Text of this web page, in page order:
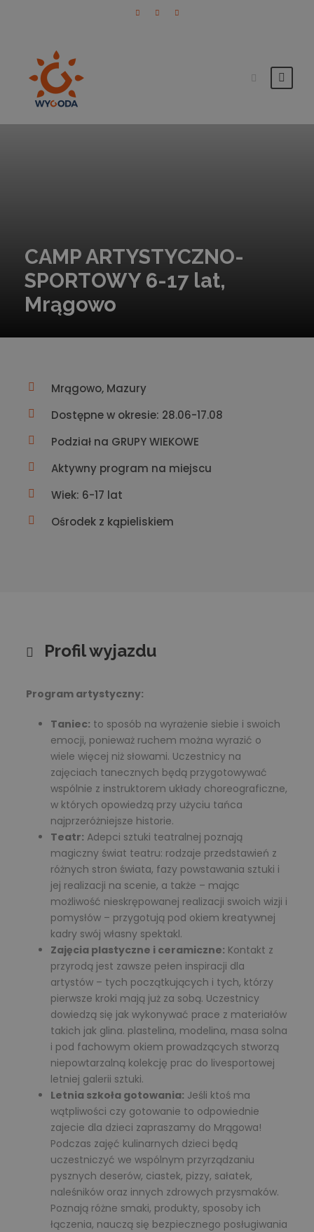
CAMP ARTYSTYCZNO-
SPORTOWY 6-17 lat,
Mrągowo
Mrągowo, Mazury
Dostępne w okresie: 28.06-17.08
Podział na GRUPY WIEKOWE
Aktywny program na miejscu
Wiek: 6-17 lat
Ośrodek z kąpieliskiem
Profil wyjazdu
Program artystyczny:
Taniec: to sposób na wyrażenie siebie i swoich
emocji, ponieważ ruchem można wyrazić o
wiele więcej niż słowami. Uczestnicy na
zajęciach tanecznych będą przygotowywać
wspólnie z instruktorem układy choreograficzne,
w których opowiedzą przy użyciu tańca
najprzeróżniejsze historie.
Teatr: Adepci sztuki teatralnej poznają
magiczny świat teatru: rodzaje przedstawień z
różnych stron świata, fazy powstawania sztuki i
jej realizacji na scenie, a także – mając
możliwość nieskrępowanej realizacji swoich wizji i
pomysłów – przygotują pod okiem kreatywnej
kadry swój własny spektakl.
Zajęcia plastyczne i ceramiczne: Kontakt z
przyrodą jest zawsze pełen inspiracji dla
artystów – tych początkujących i tych, którzy
pierwsze kroki mają już za sobą. Uczestnicy
dowiedzą się jak wykonywać prace z materiałów
takich jak glina. plastelina, modelina, masa solna
i pod fachowym okiem prowadzących stworzą
niepowtarzalną kolekcję prac do livesportowej
letniej galerii sztuki.
Letnia szkoła gotowania: Jeśli ktoś ma
wątpliwości czy gotowanie to odpowiednie
zajecie dla dzieci zapraszamy do Mrągowa!
Podczas zajęć kulinarnych dzieci będą
uczestniczyć we wspólnym przyrządzaniu
pysznych deserów, ciastek, pizzy, sałatek,
naleśników oraz innych zdrowych przysmaków.
Poznają różne smaki, produkty, sposoby ich
łączenia, nauczą się bezpiecznego posługiwania